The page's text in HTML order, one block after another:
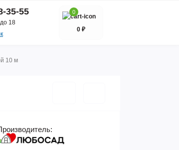
35-55
18
0
0 ₽
10 м